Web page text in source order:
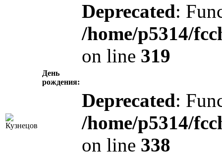
День
рождения:
Deprecated:
/home/p5314/
on line 319
Deprecated:
/home/p5314/
on line 338